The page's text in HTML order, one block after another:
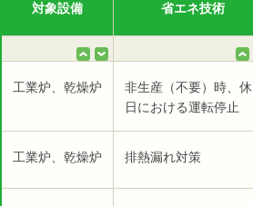
対象設備 省エネ技術
工業炉、乾燥炉
非生産（不要）時、休
日における運転停止
工業炉、乾燥炉 排熱漏れ対策